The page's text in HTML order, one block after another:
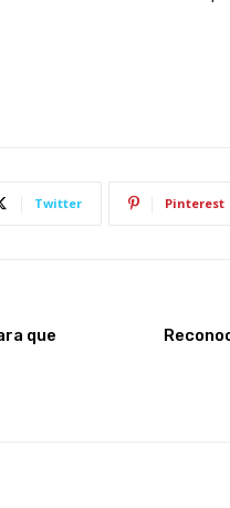
Twitter Pinterest
que